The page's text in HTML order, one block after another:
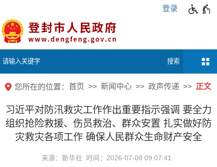
登录
您所在的位置： 首页 新闻中心 政声传递 正文
习近平对防汛救灾工作作出重要指示强调 要全力
组织抢险救援、伤员救治、群众安置 扎实做好防
灾救灾各项工作 确保人民群众生命财产安全
来源：新华社 时间：2026-07-08 09:07:41